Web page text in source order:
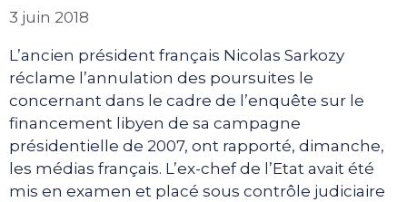
3 juin 2018
L’ancien président français Nicolas Sarkozy
réclame l’annulation des poursuites le
concernant dans le cadre de l’enquête sur le
financement libyen de sa campagne
présidentielle de 2007, ont rapporté, dimanche,
les médias français. L’ex-chef de l’Etat avait été
mis en examen et placé sous contrôle judiciaire